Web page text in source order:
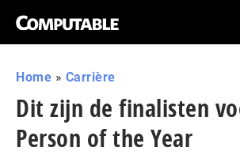
Home » Carrière
Dit zijn de finalisten
Person of the Year